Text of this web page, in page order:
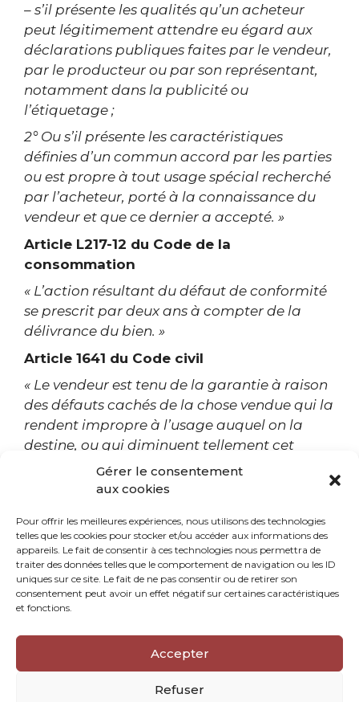
Gérer le consentement
aux cookies
Pour offrir les meilleures expériences, nous utilisons des technologies
telles que les cookies pour stocker et/ou accéder aux informations des
appareils. Le fait de consentir à ces technologies nous permettra de
traiter des données telles que le comportement de navigation ou les ID
uniques sur ce site. Le fait de ne pas consentir ou de retirer son
consentement peut avoir un effet négatif sur certaines caractéristiques
et fonctions.
Accepter
Refuser
– s’il présente les qualités qu’un acheteur
peut légitimement attendre eu égard aux
déclarations publiques faites par le vendeur,
par le producteur ou par son représentant,
notamment dans la publicité ou
l’étiquetage ;
2° Ou s’il présente les caractéristiques
définies d’un commun accord par les parties
ou est propre à tout usage spécial recherché
par l’acheteur, porté à la connaissance du
vendeur et que ce dernier a accepté. »
Article L217-12 du Code de la
consommation
« L’action résultant du défaut de conformité
se prescrit par deux ans à compter de la
délivrance du bien. »
Article 1641 du Code civil
« Le vendeur est tenu de la garantie à raison
des défauts cachés de la chose vendue qui la
rendent impropre à l’usage auquel on la
destine, ou qui diminuent tellement cet
usage, que l’acheteur ne l’aurait pas
acquise, ou n’en aurait donné qu’un moindre
Article 1648 alinéa 1er du Code civil
« L’action résultant des vices rédhibitoires
doit être intentée par l’acquéreur dans un
délai de deux ans à compter de la